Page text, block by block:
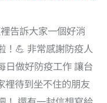
告訴大家一個好消
！💪 非常感謝防疫人
日做好防疫工作 讓台
裡待到坐不住的朋友